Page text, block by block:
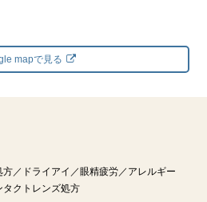
mapで見る
方／ドライアイ／眼精疲労／アレルギー
タクトレンズ処方